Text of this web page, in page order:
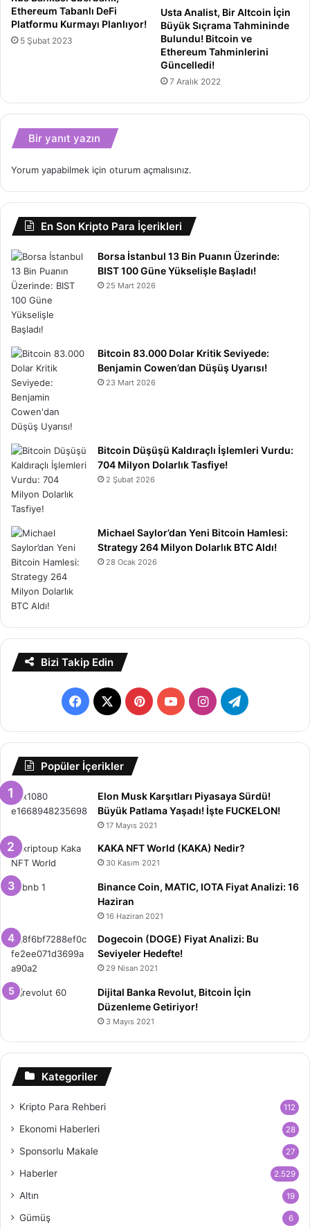
Ethereum Tabanlı DeFi
Platformu Kurmayı Planlıyor!
5 Şubat 2023
Usta Analist, Bir Altcoin İçin
Büyük Sıçrama Tahmininde
Bulundu! Bitcoin ve
Ethereum Tahminlerini
Güncelledi!
7 Aralık 2022
Bir yanıt yazın
Yorum yapabilmek için oturum açmalısınız.
En Son Kripto Para İçerikleri
Borsa İstanbul 13 Bin Puanın Üzerinde:
BIST 100 Güne Yükselişle Başladı!
25 Mart 2026
Bitcoin 83.000 Dolar Kritik Seviyede:
Benjamin Cowen’dan Düşüş Uyarısı!
23 Mart 2026
Bitcoin Düşüşü Kaldıraçlı İşlemleri Vurdu:
704 Milyon Dolarlık Tasfiye!
2 Şubat 2026
Michael Saylor’dan Yeni Bitcoin Hamlesi:
Strategy 264 Milyon Dolarlık BTC Aldı!
28 Ocak 2026
Bizi Takip Edin
Facebook
X PinterestYouTubeInstagramTelegram
Popüler İçerikler
Elon Musk Karşıtları Piyasaya Sürdü!
Büyük Patlama Yaşadı! İşte FUCKELON!
17 Mayıs 2021
KAKA NFT World (KAKA) Nedir?
30 Kasım 2021
Binance Coin, MATIC, IOTA Fiyat Analizi: 16
Haziran
16 Haziran 2021
Dogecoin (DOGE) Fiyat Analizi: Bu
Seviyeler Hedefte!
29 Nisan 2021
Dijital Banka Revolut, Bitcoin İçin
Düzenleme Getiriyor!
3 Mayıs 2021
Kategoriler
Kripto Para Rehberi 112
Ekonomi Haberleri 28
Sponsorlu Makale 27
Haberler 2.529
Altın 19
Gümüş 6